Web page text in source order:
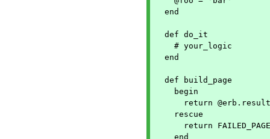
  end
  def do_it
    # your_logic
  end
  def build_page
    begin
return
    rescue
      return FAILED_PAGE
    end